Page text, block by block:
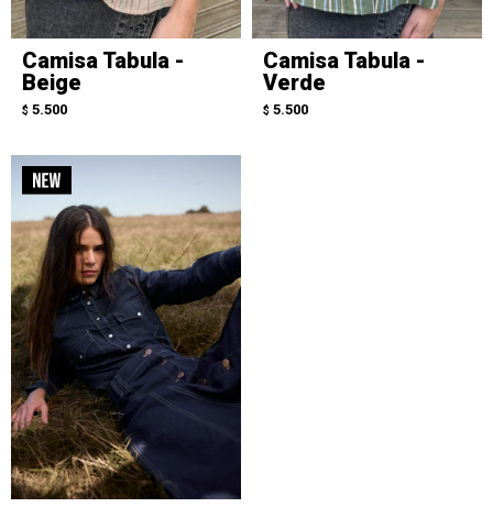
Camisa Tabula -
Beige
$ 5.500
Camisa Tabula -
Verde
$ 5.500